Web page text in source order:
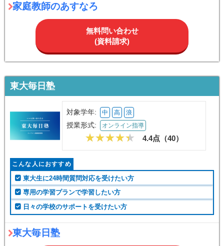
家庭教師のあすなろ
無料問い合わせ
(資料請求)
東大毎日塾
対象学年: 中 高 浪
授業形式: オンライン指導
4.4点（40）
こんな人におすすめ
東大生に24時間質問対応を受けたい方
専用の学習プランで学習したい方
日々の学校のサポートを受けたい方
東大毎日塾